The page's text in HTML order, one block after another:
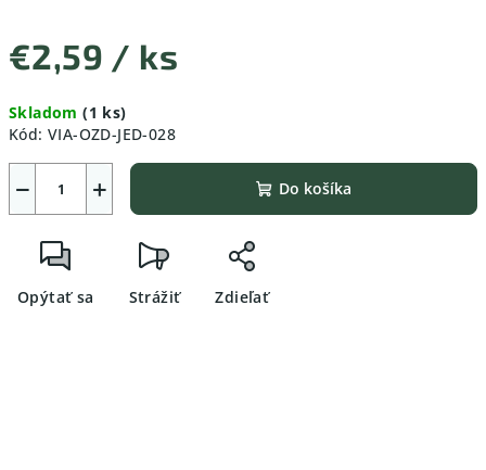
€2,59 / ks
cena:
Skladom(1 ks)
Kód: VIA-OZD-JED-028
+
− Do košíka
Opýtať sa Strážiť Zdieľať